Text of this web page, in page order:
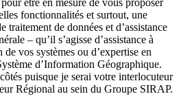
fonctionnalités et surtout, une
traitement de données et d’assistance
– qu’il s’agisse d’assistance à
vos systèmes ou d’expertise en
d’Information Géographique.
puisque je serai votre interlocuteur
Régional au sein du Groupe SIRAP.